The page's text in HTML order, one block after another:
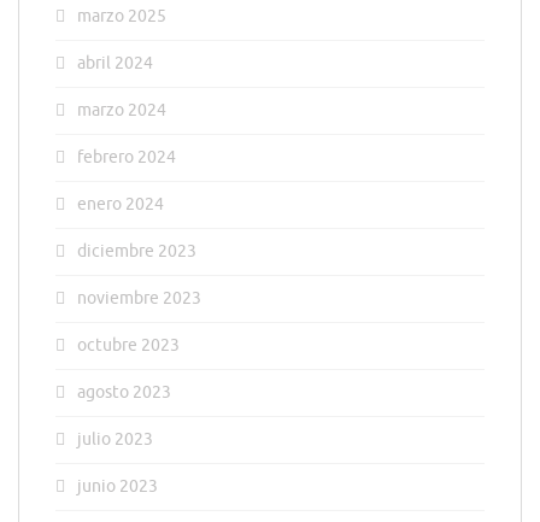
marzo 2025
abril 2024
marzo 2024
febrero 2024
enero 2024
diciembre 2023
noviembre 2023
octubre 2023
agosto 2023
julio 2023
junio 2023